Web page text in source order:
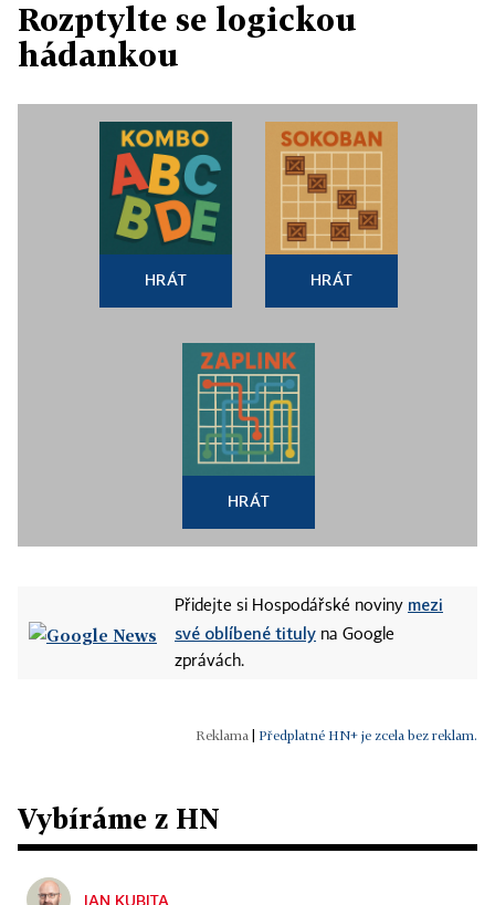
Rozptylte se logickou
hádankou
HRÁT HRÁT
HRÁT
Přidejte si Hospodářské noviny mezi
své oblíbené tituly na Google
zprávách.
Předplatné HN+ je zcela bez reklam.
Vybíráme z HN
JAN KUBITA